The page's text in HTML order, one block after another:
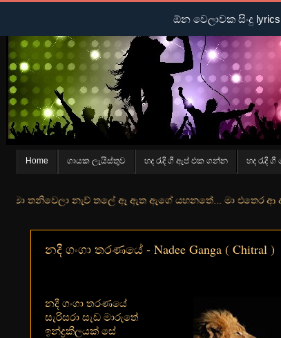
Home ගායක ලැයිස්තුව හද රැදි ගී ඇප් එක ගන්න හද රැදි
නැව් තලේ ඈ ඇත ඇගේ යහනතේ... මා එතෙර ආ දා ඈ
නදී ගංගා තරණයේ - Nadee Ganga ( Chitral )
නදී ගංගා තරණයේ
සැරිසරා සැඩ මාරුතේ
ඉන්ද්‍රකීලයක් සේ
ඕන වෙලාවක සිංදු